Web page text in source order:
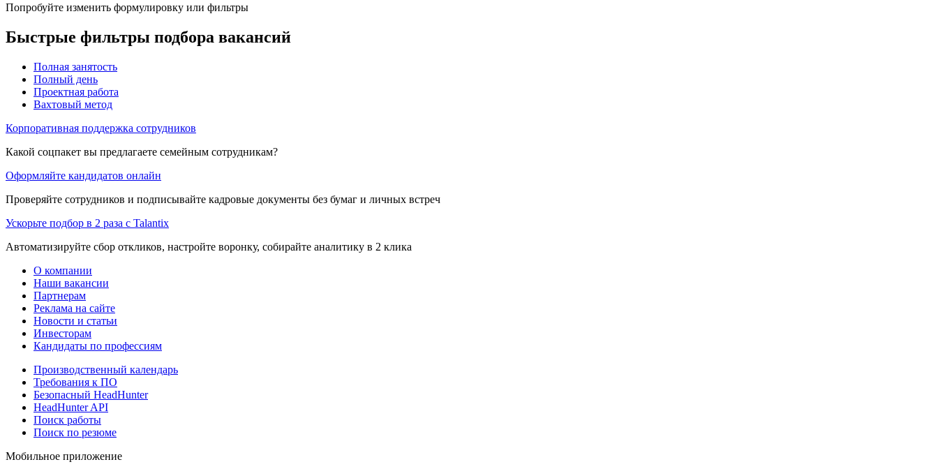
Попробуйте изменить формулировку или фильтры
Быстрые фильтры подбора вакансий
Полная занятость
Полный день
Проектная работа
Вахтовый метод
Корпоративная поддержка сотрудников
Какой соцпакет вы предлагаете семейным сотрудникам?
Оформляйте кандидатов онлайн
Проверяйте сотрудников и подписывайте кадровые документы без бумаг и личных встреч
Ускорьте подбор в 2 раза с Talantix
Автоматизируйте сбор откликов, настройте воронку, собирайте аналитику в 2 клика
О компании
Наши вакансии
Партнерам
Реклама на сайте
Новости и статьи
Инвесторам
Кандидаты по профессиям
Производственный календарь
Требования к ПО
Безопасный HeadHunter
HeadHunter API
Поиск работы
Поиск по резюме
Мобильное приложение